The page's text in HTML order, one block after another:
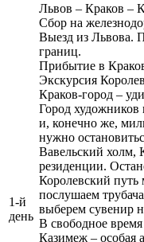
1-й
день
Львов – Краков –
Сбор на
Выезд из Львова.
границ.
Прибытие в
Экскурсия
Краков-город –
Город художников
и, конечно же,
нужно
Вавельский холм,
резиденции.
Королевский
послушаем
выберем сувенир
В свободное
Казимеж – особая